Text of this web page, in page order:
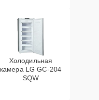
Холодильная
камера LG GC-204
SQW